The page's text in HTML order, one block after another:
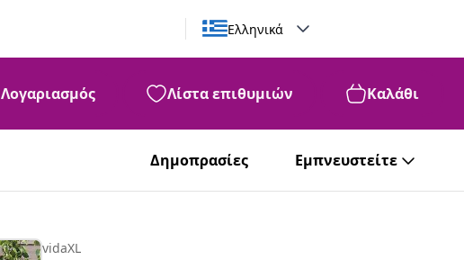
Ελληνικά
Λογαριασμός Λίστα επιθυμιών Καλάθι
Δημοπρασίες Εμπνευστείτε
vidaXL